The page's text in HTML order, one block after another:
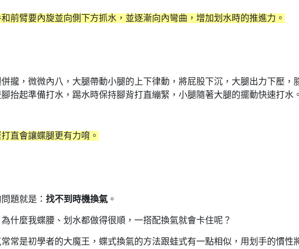
前臂要內旋並向側下方抓水，並逐漸向內彎曲，增加划水時的推進力。
攏，微微內八，大腿帶動小腿的上下律動，將屁股下沉，大腿出力下壓，
抬起準備打水，踢水時保持腳背打直繃緊，小腿隨著大腿的擺動快速打水
直會讓蝶腿更有力唷。
題就是： 找不到時機換氣 。
什麼我蝶腰、划水都做得很順，一搭配換氣就會卡住呢？
常是初學者的大魔王，蝶式換氣的方法跟蛙式有一點相似，用划手的慣性